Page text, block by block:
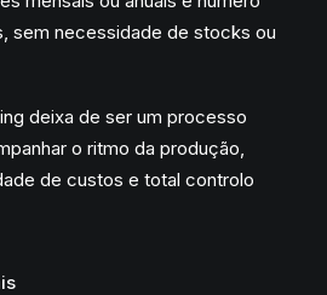
sem necessidade de stocks ou
deixa de ser um processo
o ritmo da produção,
de custos e total controlo